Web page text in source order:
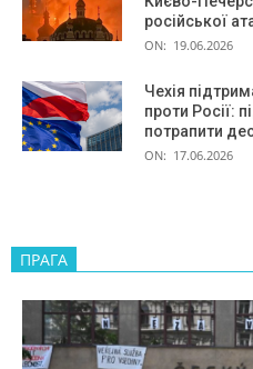
російської
ON: 19.06.2026
Чехія
проти Росії:
потрапити
ON: 17.06.2026
ПРАГА